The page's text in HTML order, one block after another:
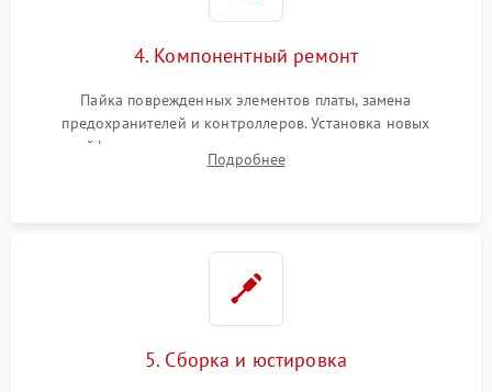
4. Компонентный ремонт
Пайка поврежденных элементов платы, замена
предохранителей и контроллеров. Установка новых
шлейфов, дисплея, механизма затвора или двигателя
автофокуса. Восстановление геометрии тубуса объектива
Подробнее
5. Сборка и юстировка